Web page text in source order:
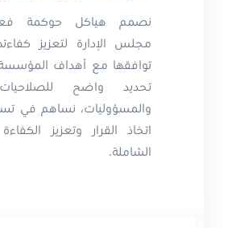
نصمم هياكل حوكمة
مجلس الإدارة لتعزيز
توافقها مع أهداف
تحديد واضح للصلاحيات
والمسؤوليات، نساهم في
اتخاذ القرار وتعزيز
الشاملة.